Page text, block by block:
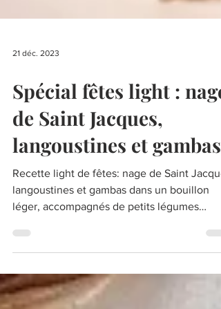
Spécial fêtes light : nage
de Saint Jacques,
langoustines et gambas
Recette light de fêtes: nage de Saint
langoustines et gambas dans un bouillon
léger, accompagnés de petits légumes